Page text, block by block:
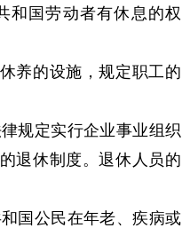
国劳动者有休息的权
的设施，规定职工的
定实行企业事业组织
退休制度。退休人员的
公民在年老、疾病或